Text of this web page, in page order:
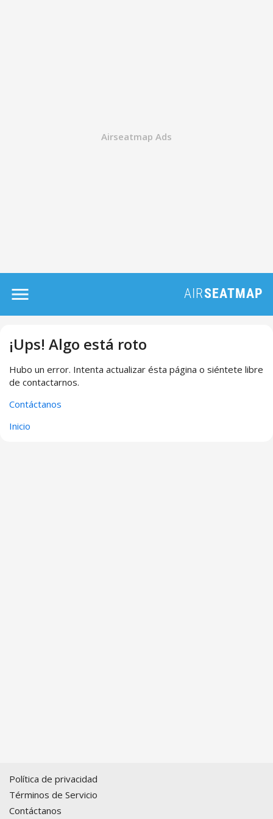
¡Ups! Algo está roto
Hubo un error. Intenta actualizar ésta página o siéntete libre
de contactarnos.
Contáctanos
Inicio
Política de privacidad
Términos de Servicio
Contáctanos